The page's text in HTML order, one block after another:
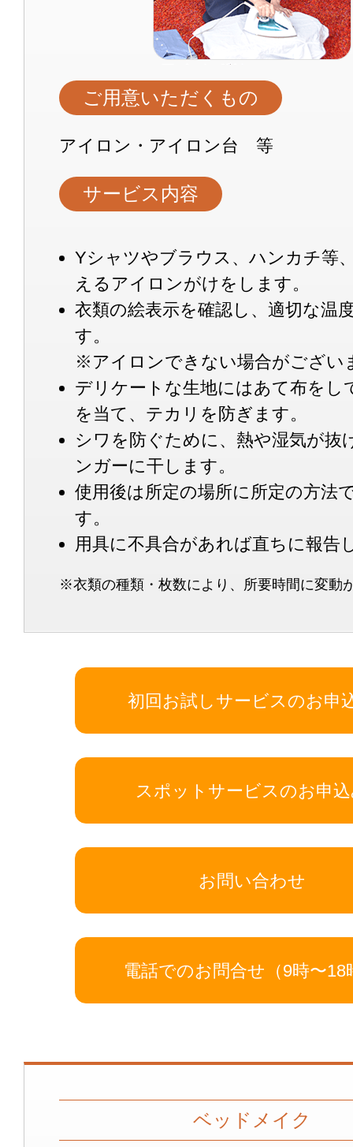
ご用意いただくもの
アイロン・アイロン台 等
サービス内容
Yシャツやブラウス、ハンカチ等
えるアイロンがけをします。
衣類の絵表示を確認し、適切な温
す。
※アイロンできない場合がござい
デリケートな生地にはあて布をし
を当て、テカリを防ぎます。
シワを防ぐために、熱や湿気が抜
ンガーに干します。
使用後は所定の場所に所定の方法
す。
用具に不具合があれば直ちに報告
※衣類の種類・枚数により、所要時間に変動
初回お試しサービスのお申
スポットサービスのお申
お問い合わせ
電話でのお問合せ（9時〜18
ベッドメイク